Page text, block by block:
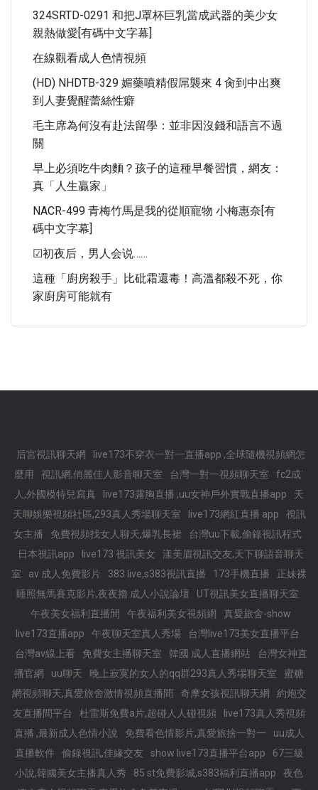
324SRTD-0291 和把J罩杯巨乳當成武器的美少女
親熱做愛[有碼中文字幕]
在線觀看成人色情視頻
(HD) NHDTB-329 媚藥噴精假屌襲來 4 肏到中出爽
到人妻覺醒蕾絲性癖
毛主席為何沒有赴法留學：並非因沒錢和語言不過
關
早上必須吃牛肉麵？孩子的這種早餐習慣，網友：
真「人生贏家」
NACR-499 青梅竹馬是我的從順寵物 小梅惠奈[有
碼中文字幕]
☑初夜后，男人会说……
這種「廚房殺手」比砒霜還毒！高溫都殺不死，你
家廚房可能就有
后宮視訊聊天網
live173不穿衣一對一直播app ,全球隨機視頻網怎
麼用
視訊網,俏麗佳人影音聊天室 台灣一對一視頻聊天室
fc2成˙
人,外國模特兒寫真
live173露胸直播 ,uu女神戶外實戰直播app
天
天聊娛樂視頻社區,293真人秀場聊天室
live173網紅直播 app
視訊
女主播
免費視頻找女人聊天,爆乳長裙
台灣uu下載,偷錄視訊程式
日本視訊app
live173 視訊美女
漾美眉視訊交友,天下聊語音聊天
室
av 成人免費影片 383 live,s383視訊直播 173手機直播
正妹裸
睡照無馬賽克影片,夜夜擼 成人小說論壇
UT視訊美女直播聊天室
午夜美女福利直播間
午夜福利美女視頻網
真愛旅舍-show
live173直播app
午夜聊天室真人秀場
台灣live173美女直播平台
台灣av線上看
免費女主播聊天室 韓國 成人直播網站
台灣女神直
播官網
uu聊天 晚上寂寞的女人的qq群293真人秀場聊天室
蜜糖
網視頻聊天,真愛旅舍激情視頻直播間
奇摩女孩視訊聊天網
約炮交
友直播間平台
杜雷斯免費a片,超碰人人碰視頻
live173真人秀視頻
直播 ,最新成人色情小說
免費看色情影片,真愛旅捨一對一
uu成人
直播軟件
偷錄視訊,佳緣交友 show live173直播平台app
67三級
小說,韓國美女主播真人秀
85 st免費影城,s383福利直播app
夜色